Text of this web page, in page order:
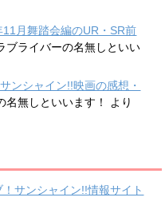
月舞踏会編のUR・SR前
ブライバーの名無しといい
ンシャイン!!映画の感想・
無しといいます！ より
サンシャイン!!情報サイト